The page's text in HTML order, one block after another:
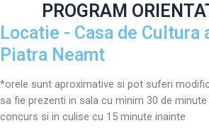
PROGRAM
Locatie - Casa de Cultura
Piatra Neamt
*orele sunt aproximative si pot suferi
sa fie prezenti in sala cu minim 30 de
concurs si in culise cu 15 minute inainte